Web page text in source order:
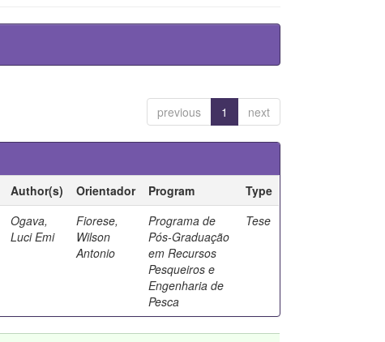
previous 1 next
Author(s) Orientador Program
Type
Ogava,
Luci Emi
Fiorese,
Wilson
Antonio
Programa de
Pós-Graduação
em Recursos
Pesqueiros e
Engenharia de
Pesca
Tese